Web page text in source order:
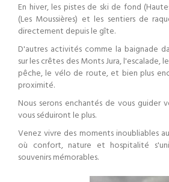
En hiver, les pistes de ski de fond
(Les Moussières) et les sentiers de
directement depuis le gîte.
D'autres activités comme la baignade
sur les crêtes des Monts Jura, l'escalade,
pêche, le vélo de route, et bien plus
proximité.
Nous serons enchantés de vous guider
vous séduiront le plus.
Venez vivre des moments inoubliables
où confort, nature et hospitalité
souvenirs mémorables.